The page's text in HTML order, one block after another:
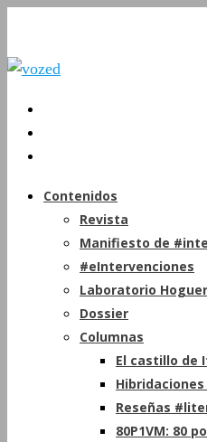
Contenidos
Revista
Manifiesto de
#eIntervenciones
Laboratorio
Dossier
Columnas
El castillo de
Reseñas
80P1VM: 80